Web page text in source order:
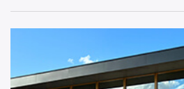
mailadres